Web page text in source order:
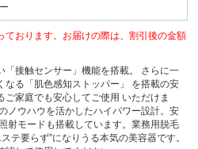
ております。お届けの際は、割引後の金額
「接触センサー」機能を搭載。 さらに一
なる「肌色感知ストッパー」 を搭載の安
家庭でも安心してご使用 いただけま
ノウハウを活かしたハイパワー設計。安
射モードも搭載しています。業務用脱毛
テ要らず”になりうる本気の美容器です。